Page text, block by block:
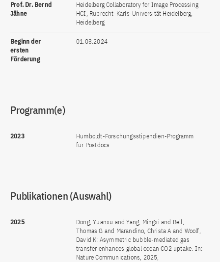
Prof. Dr. Bernd
Jähne
Heidelberg Collaboratory for Image Processing
HCI, Ruprecht-Karls-Universität Heidelberg,
Heidelberg
Beginn der
ersten
Förderung
01.03.2024
Programm(e)
2023
Humboldt-Forschungsstipendien-Programm
für Postdocs
Publikationen (Auswahl)
2025
Dong, Yuanxu and Yang, Mingxi and Bell,
Thomas G and Marandino, Christa A and Woolf,
David K: Asymmetric bubble-mediated gas
transfer enhances global ocean CO2 uptake. In:
Nature Communications, 2025,